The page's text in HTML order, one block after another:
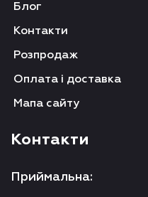
Блог
Контакти
Розпродаж
Оплата і доставка
Мапа сайту
Контакти
Приймальна: